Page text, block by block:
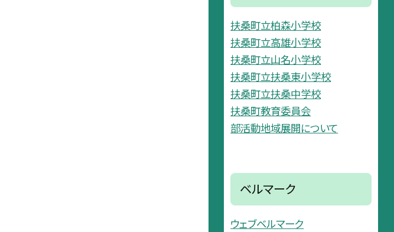
扶桑町立柏森小学校
扶桑町立高雄小学校
扶桑町立山名小学校
扶桑町立扶桑東小学校
扶桑町立扶桑中学校
扶桑町教育委員会
部活動地域展開について
ベルマーク
ウェブベルマーク